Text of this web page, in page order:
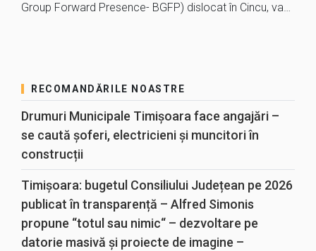
Group Forward Presence- BGFP) dislocat în Cincu, va…
RECOMANDĂRILE NOASTRE
Drumuri Municipale Timișoara face angajări –
se caută șoferi, electricieni și muncitori în
construcții
Timișoara: bugetul Consiliului Județean pe 2026
publicat în transparență – Alfred Simonis
propune “totul sau nimic“ – dezvoltare pe
datorie masivă și proiecte de imagine –